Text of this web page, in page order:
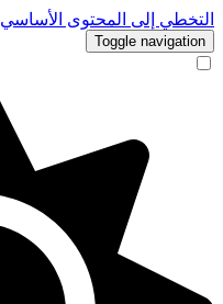
التخطي إلى المحتوى الأساسي
Toggle navigation